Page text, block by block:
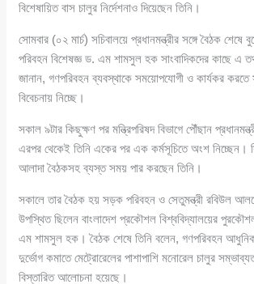
বিশেষায়িত বাস চালুর নির্দেশনাও দিয়েছেন তিনি।
সোমবার (০২ মার্চ) সচিবালয়ে প্রধানমন্ত্রীর সঙ্গে বৈঠক
পরিবহন বিশেষজ্ঞ ড. এম শামসুল হক সাংবাদিকদের কাছে এ
জানান, গণপরিবহন ব্যবস্থাকে সময়োপযোগী ও কার্যকর
বিবেচনায় নিচ্ছে।
সকাল ৯টার কিছুক্ষণ পর মন্ত্রিপরিষদ বিভাগে পৌঁছান
এরপর থেকেই তিনি একের পর এক কর্মসূচিতে অংশ নিচ্ছেন।
আলাদা বৈঠকসহ ব্যস্ত সময় পার করছেন তিনি।
সকালে তার বৈঠক হয় সড়ক পরিবহন ও সেতুমন্ত্রী রবিউল
উপস্থিত ছিলেন বাংলাদেশ প্রকৌশল বিশ্ববিদ্যালয়ের
এম শামসুল হক। বৈঠক শেষে তিনি বলেন, গণপরিবহন
দুর্ভোগ কমাতে মেট্রোরেলের পাশাপাশি মনোরেল চালুর
বিস্তারিত আলোচনা হয়েছে।